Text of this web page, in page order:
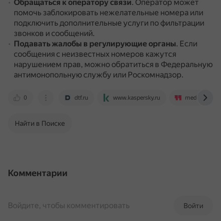
Обращаться к оператору связи. Оператор может
помочь заблокировать нежелательные номера или
подключить дополнительные услуги по фильтрации
звонков и сообщений.
Подавать жалобы в регулирующие органы. Если
сообщения с неизвестных номеров кажутся
нарушением прав, можно обратиться в Федеральную
антимонопольную службу или Роскомнадзор.
0 dtf.ru www.kaspersky.ru media.mts.ru
Найти в Поиске
Комментарии
Войти
Войдите, чтобы комментировать